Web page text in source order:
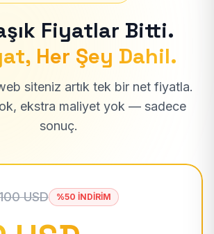
Fiyatlar Bitti.
Her Şey Dahil.
siteniz artık tek bir net fiyatla.
ekstra maliyet yok — sadece
sonuç.
USD %50 İNDİRİM